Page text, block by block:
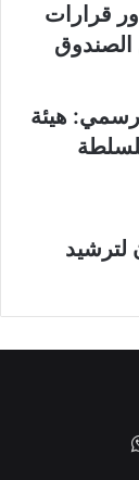
قرارات
الصندوق
هيئة
لترشيد
واتساب